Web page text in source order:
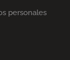
personales